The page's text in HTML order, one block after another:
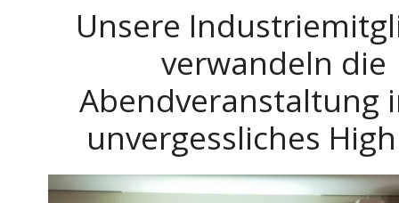
Unsere
verwandeln die
Abendveranstaltung
unvergessliches